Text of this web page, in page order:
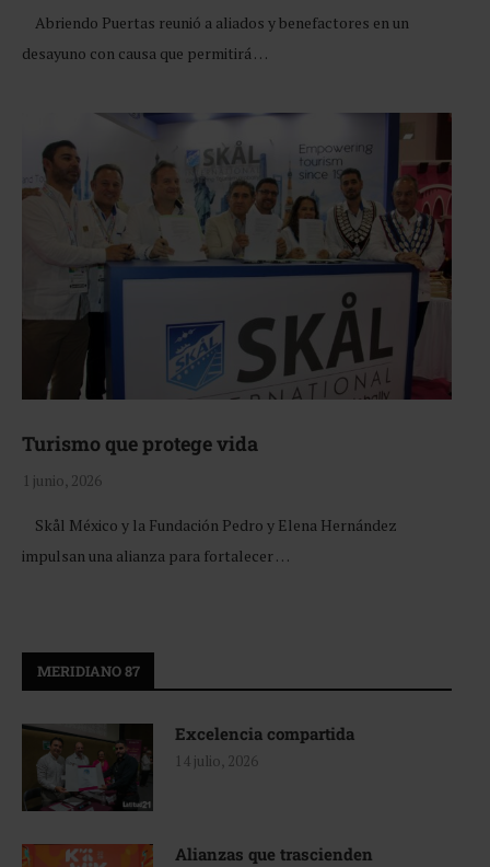
Abriendo Puertas reunió a aliados y benefactores en un
desayuno con causa que permitirá …
Turismo que protege vida
1 junio, 2026
Skål México y la Fundación Pedro y Elena Hernández
impulsan una alianza para fortalecer …
MERIDIANO 87
Excelencia compartida
14 julio, 2026
Alianzas que trascienden